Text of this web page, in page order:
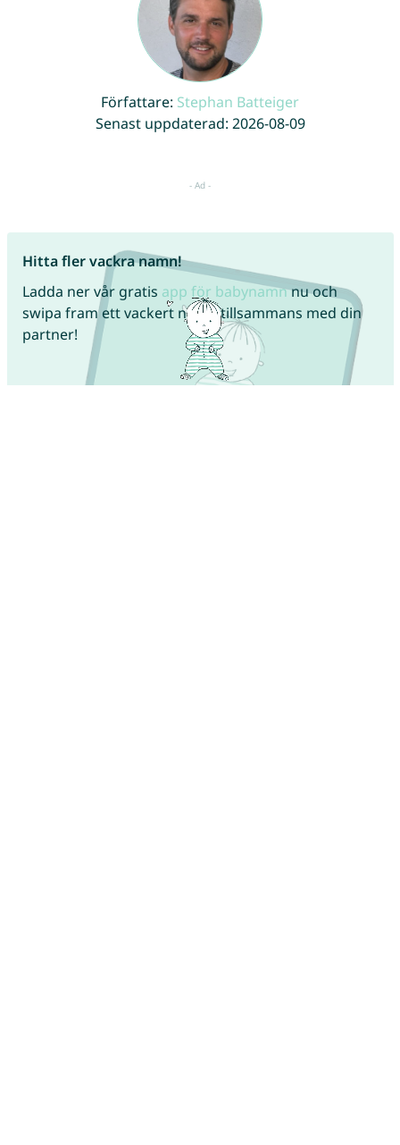
Författare: Stephan Batteiger
Senast uppdaterad: 2026-08-09
Hitta fler vackra namn!
Ladda ner vår gratis app för babynamnnu och
swipa fram ett vackert namn tillsammans med din
partner!